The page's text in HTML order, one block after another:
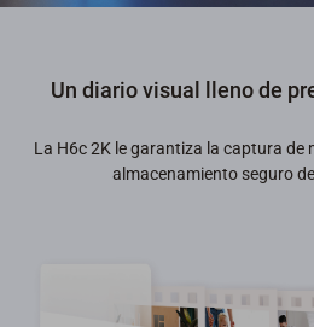
Un diario visual lleno de
La H6c 2K le garantiza la captura de
almacenamiento seguro